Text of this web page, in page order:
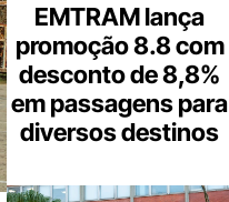
EMTRAM lança
promoção 8.8 com
desconto de 8,8%
em passagens para
diversos destinos